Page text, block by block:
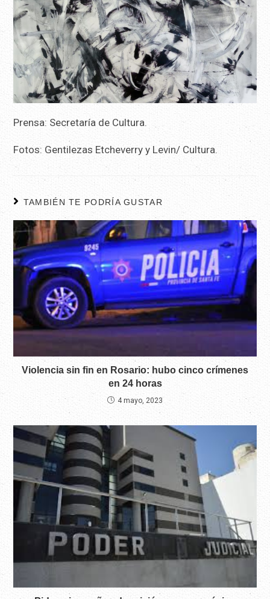
Prensa: Secretaría de Cultura.
Fotos: Gentilezas Etcheverry y Levin/ Cultura.
TAMBIÉN TE PODRÍA GUSTAR
Violencia sin fin en Rosario: hubo cinco crímenes
en 24 horas
4 mayo, 2023